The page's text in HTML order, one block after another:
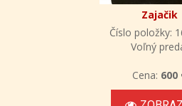
Zajačik
Číslo položky:
Voľný
Cena: 600